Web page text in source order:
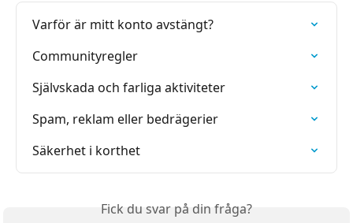
Varför är mitt konto avstängt?
Communityregler
Självskada och farliga aktiviteter
Spam, reklam eller bedrägerier
Säkerhet i korthet
Fick du svar på din fråga?